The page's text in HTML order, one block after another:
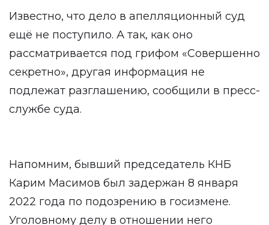
Известно, что дело в апелляционный суд
ещё не поступило. А так, как оно
рассматривается под грифом «Совершенно
секретно», другая информация не
подлежат разглашению, сообщили в пресс-
службе суда.
Напомним, бывший председатель КНБ
Карим Масимов был задержан 8 января
2022 года по подозрению в госизмене.
Уголовному делу в отношении него